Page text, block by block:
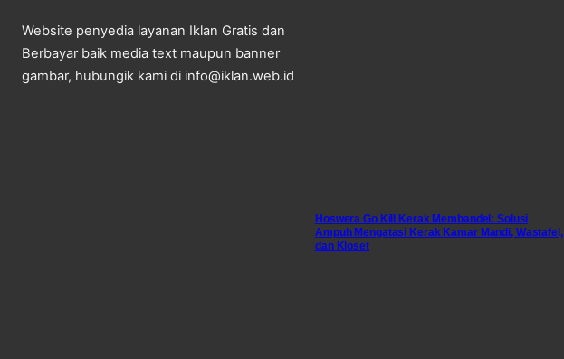
Website penyedia layanan Iklan Gratis dan
Berbayar baik media text maupun banner
gambar, hubungik kami di info@iklan.web.id
Hoswera Go Kill Kerak Membandel: Solusi
Ampuh Mengatasi Kerak Kamar Mandi, Wastafel,
dan Kloset